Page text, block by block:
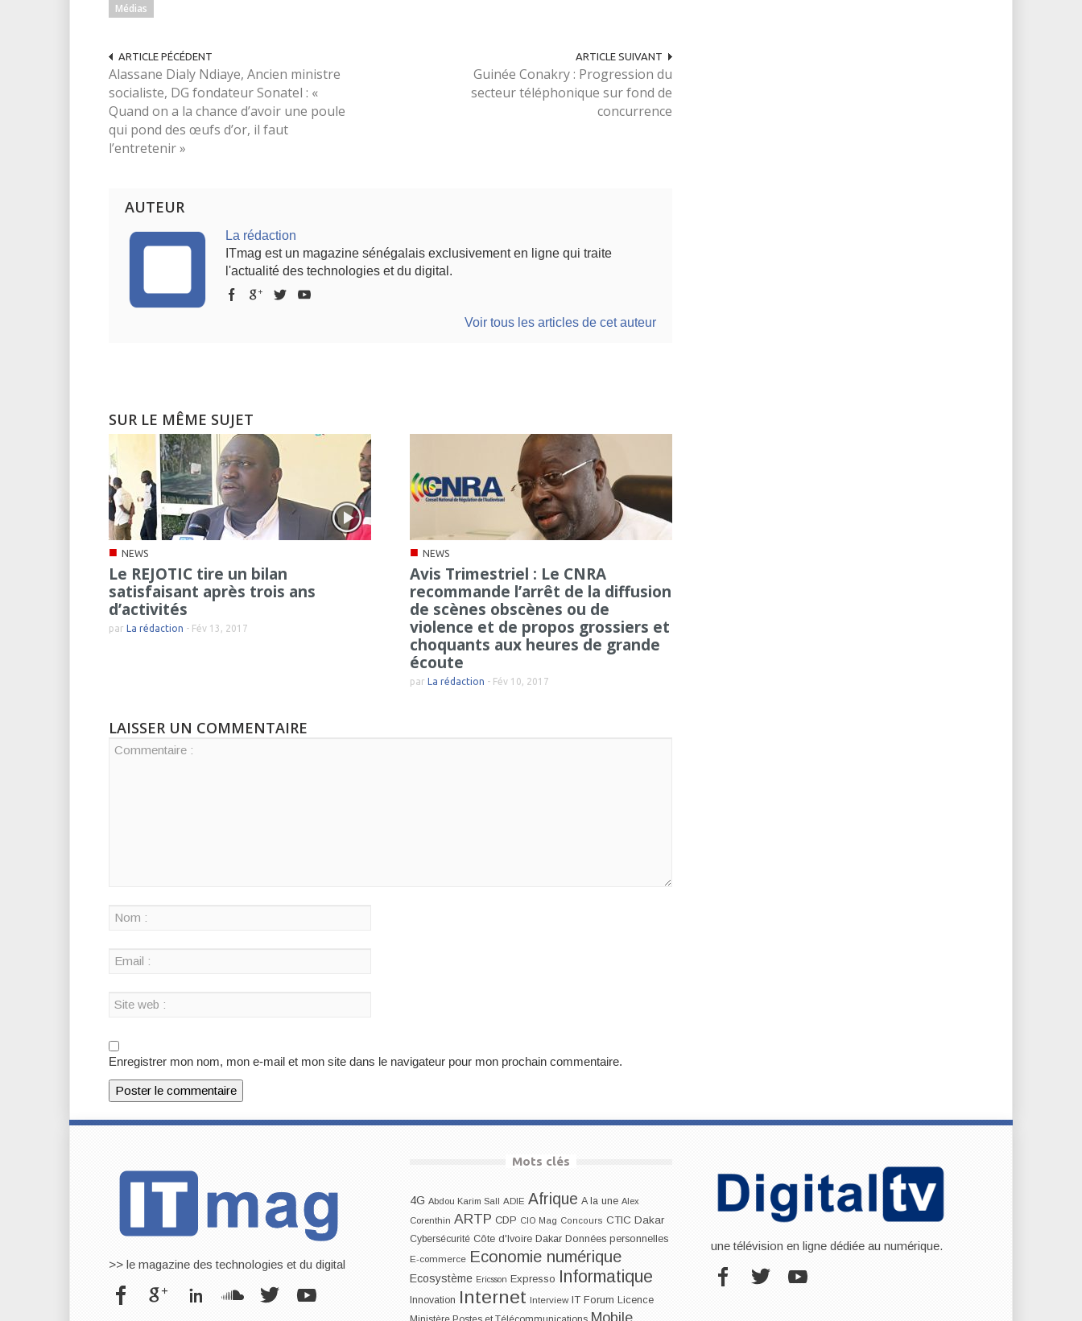
Médias
ARTICLE PÉCÉDENT
Alassane Dialy Ndiaye, Ancien ministre
socialiste, DG fondateur Sonatel : «
Quand on a la chance d’avoir une poule
qui pond des œufs d’or, il faut
l’entretenir »
ARTICLE SUIVANT
Guinée Conakry : Progression du
secteur téléphonique sur fond de
concurrence
AUTEUR
La rédaction
ITmag est un magazine sénégalais exclusivement en ligne qui traite
l'actualité des technologies et du digital.
Voir tous les articles de cet auteur
SUR LE MÊME SUJET
■ NEWS
Le REJOTIC tire un bilan
satisfaisant après trois ans
d’activités
par La rédaction - Fév 13, 2017
■ NEWS
Avis Trimestriel : Le CNRA
recommande l’arrêt de la diffusion
de scènes obscènes ou de
violence et de propos grossiers et
choquants aux heures de grande
écoute
par La rédaction - Fév 10, 2017
LAISSER UN COMMENTAIRE
Enregistrer mon nom, mon e-mail et mon site dans le navigateur pour mon prochain commentaire.
>> le magazine des technologies et du digital
Mots clés
4G Abdou Karim Sall ADIE Afrique A la une Alex
Corenthin ARTP CDP CIO Mag Concours CTIC Dakar
Cybersécurité Côte d'Ivoire Dakar Données personnelles
E-commerce Economie numérique
Ecosystème Ericsson Expresso Informatique
Innovation Internet Interview IT Forum Licence
Mobile
une télévision en ligne dédiée au numérique.